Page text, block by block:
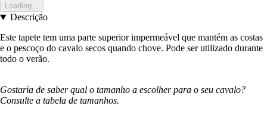
Loading...
Descrição
Este tapete tem uma parte superior impermeável que mantém as costas
e o pescoço do cavalo secos quando chove. Pode ser utilizado durante
todo o verão.
Gostaria de saber qual o tamanho a escolher para o seu cavalo?
Consulte a tabela de tamanhos.